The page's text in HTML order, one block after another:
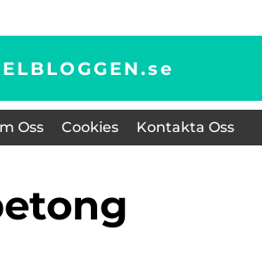
se
Oss Cookies Kontakta Oss